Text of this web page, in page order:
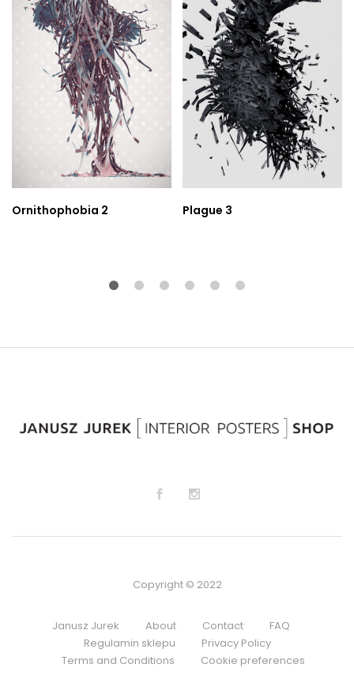
Ornithophobia 2 Plague 3
Copyright © 2022
Janusz Jurek About Contact
FAQ
Regulamin sklepu
Privacy Policy
Terms and Conditions
Cookie preferences